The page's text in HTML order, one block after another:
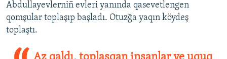
Abdullayevlerniñ evleri yanında qasevetlengen
qomşular toplaşıp başladı. Otuzğa yaqın köydeş
toplaştı.